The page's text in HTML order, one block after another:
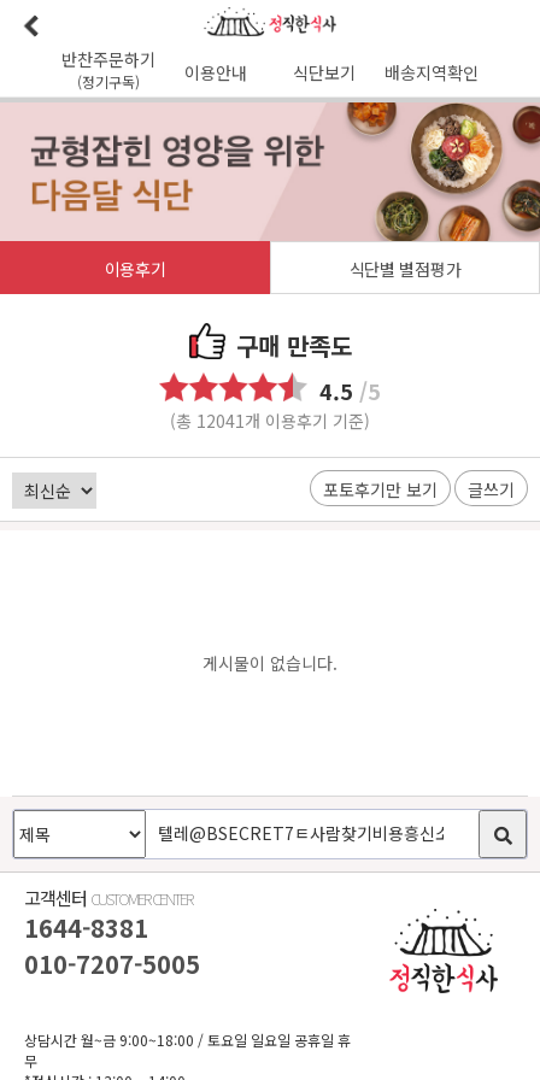
반찬주문하기
(정기구독) 이용안내 식단보기 배송지역확인
이용후기 배송가능지역
식단사진 1:1문의 다음달식단
이용약관
배송시간 오전7시 이전 배송 보장 (새벽배송 가능지역)
이용후기 식단별 별점평가
구매 만족도
4.5 /5
(총 12041개 이용후기 기준)
포토후기만 보기 글쓰기
게시물이 없습니다.
고객센터 CUSTOMER CENTER
1644-8381
010-7207-5005
상담시간 월~금 9:00~18:00 / 토요일 일요일 공휴일 휴
무